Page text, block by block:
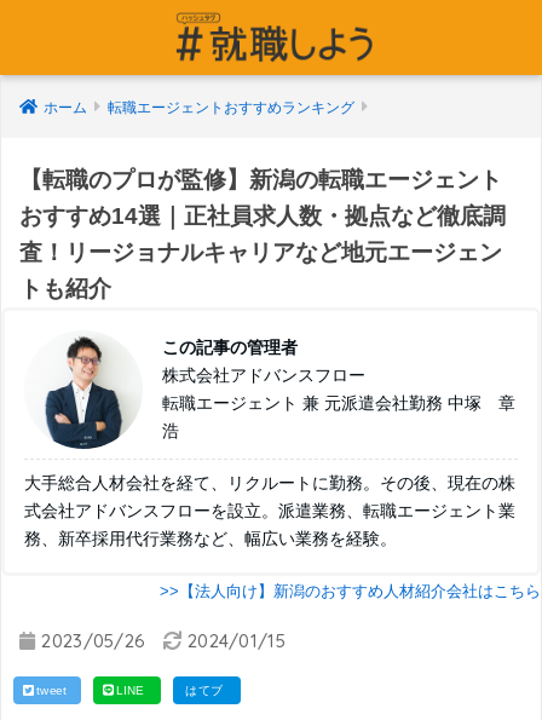
ホーム 転職エージェントおすすめランキング
【転職のプロが監修】新潟の転職エージェント
おすすめ14選｜正社員求人数・拠点など徹底調
査！リージョナルキャリアなど地元エージェン
トも紹介
この記事の管理者
株式会社アドバンスフロー
転職エージェント 兼 元派遣会社勤務 中塚 章
浩
大手総合人材会社を経て、リクルートに勤務。その後、現在の株
式会社アドバンスフローを設立。派遣業務、転職エージェント業
務、新卒採用代行業務など、幅広い業務を経験。
>>【法人向け】新潟のおすすめ人材紹介会社はこちら
2023/05/26 2024/01/15
tweet LINE はてブ